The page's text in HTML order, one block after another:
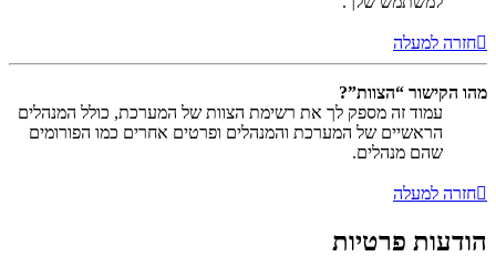
חזרה למעלה
מהו הקישור “הצוות”?
עמוד זה מספק לך את רשימת הצוות של המערכת, כולל המנהלים
הראשיים של המערכת והמנהלים ופרטים אחרים כמו הפורומים
שהם מנהלים.
חזרה למעלה
הודעות פרטיות